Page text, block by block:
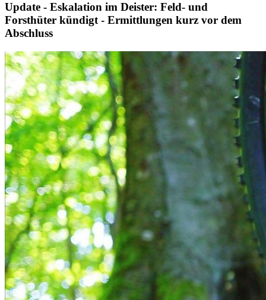
Update - Eskalation im Deister: Feld- und
Forsthüter kündigt - Ermittlungen kurz vor dem
Abschluss